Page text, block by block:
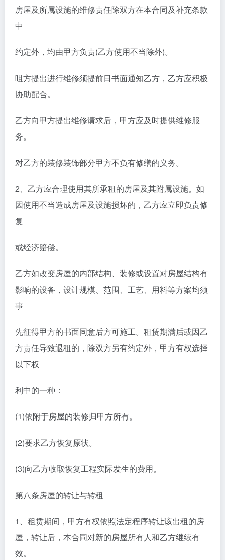
房屋及所属设施的维修责任除双方在本合同及补充条款
中
约定外，均由甲方负责(乙方使用不当除外)。
咀方提出进行维修须提前日书面通知乙方，乙方应积极
协助配合。
乙方向甲方提出维修请求后，甲方应及时提供维修服
务。
对乙方的装修装饰部分甲方不负有修缮的义务。
2、乙方应合理使用其所承租的房屋及其附属设施。如
因使用不当造成房屋及设施损坏的，乙方应立即负责修
复
或经济赔偿。
乙方如改变房屋的内部结构、装修或设置对房屋结构有
影响的设备，设计规模、范围、工艺、用料等方案均须
事
先征得甲方的书面同意后方可施工。租赁期满后或因乙
方责任导致退租的，除双方另有约定外，甲方有权选择
以下权
利中的一种：
(1)依附于房屋的装修归甲方所有。
(2)要求乙方恢复原状。
(3)向乙方收取恢复工程实际发生的费用。
第八条房屋的转让与转租
1、租赁期间，甲方有权依照法定程序转让该出租的房
屋，转让后，本合同对新的房屋所有人和乙方继续有
效。